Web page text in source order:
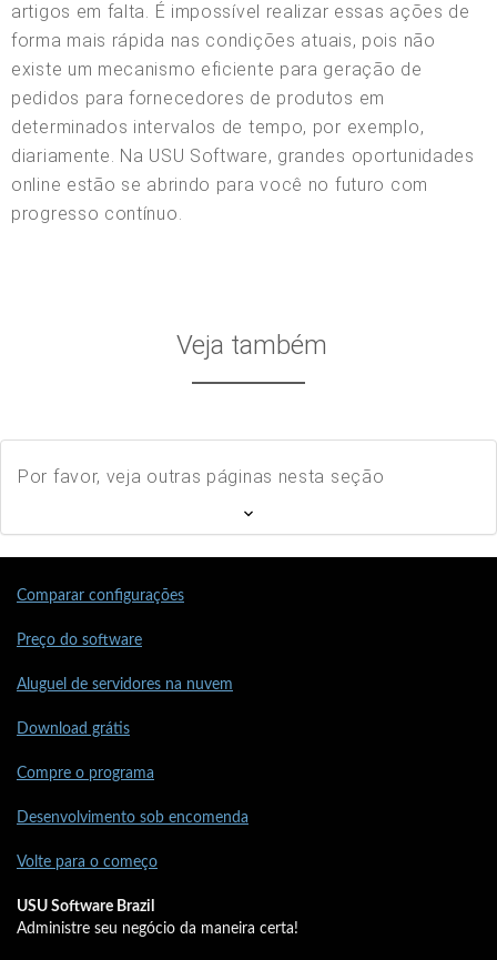
artigos em falta. É impossível realizar essas ações de
forma mais rápida nas condições atuais, pois não
existe um mecanismo eficiente para geração de
pedidos para fornecedores de produtos em
determinados intervalos de tempo, por exemplo,
diariamente. Na USU Software, grandes oportunidades
online estão se abrindo para você no futuro com
progresso contínuo.
Veja também
Por favor, veja outras páginas nesta seção
Comparar configurações
Preço do software
Aluguel de servidores na nuvem
Download grátis
Compre o programa
Desenvolvimento sob encomenda
Volte para o começo
USU Software Brazil
Administre seu negócio da maneira certa!